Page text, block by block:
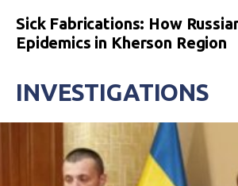
Sick Fabrications: How
Epidemics in Kherson Region
INVESTIGATIONS